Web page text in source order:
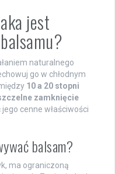
jest
naturalnego
go w chłodnym
10 a 20 stopni
zamknięcie
cenne właściwości
balsam?
ma ograniczoną